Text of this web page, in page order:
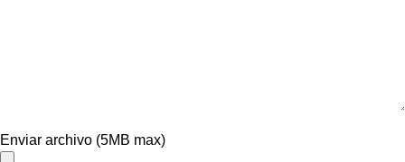
Enviar archivo (5MB max)